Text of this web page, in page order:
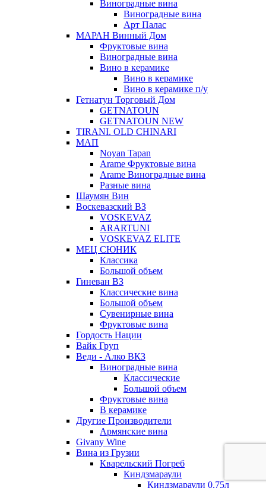
Виноградные вина
Виноградные вина
Арт Палас
МАРАН Винный Дом
Фруктовые вина
Виноградные вина
Вино в керамике
Вино в керамике
Вино в керамике п/у
Гетнатун Торговый Дом
GETNATOUN
GETNATOUN NEW
TIRANI. OLD CHINARI
МАП
Noyan Tapan
Arame Фруктовые вина
Arame Виноградные вина
Разные вина
Шаумян Вин
Воскевазский ВЗ
VOSKEVAZ
ARARTUNI
VOSKEVAZ ELITE
МЕЦ СЮНИК
Классика
Большой объем
Гиневан ВЗ
Классические вина
Большой объем
Сувенирные вина
Фруктовые вина
Гордость Нации
Вайк Груп
Веди - Алко ВКЗ
Виноградные вина
Классические
Большой объем
Фруктовые вина
В керамике
Другие Производители
Армянские вина
Givany Wine
Вина из Грузии
Кварельский Погреб
Киндзмараули
Киндзмараули 0,75л